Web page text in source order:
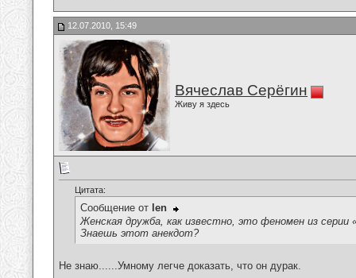
12.07.2010, 15:49
Вячеслав Серёгин
Живу я здесь
Цитата:
Сообщение от len
Женская дружба, как известно, это феномен из серии
Знаешь этот анекдот?
Не знаю......Умному легче доказать, что он дурак.